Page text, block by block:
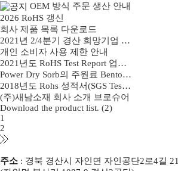
OEM 방식 주문 생산 안내
2026 RoHS 갱신
회사 제품 목록 다운로드
2021년 2/4분기 경산 희망기업 선정(제40호)
개인 소비자 사용 제한 안내
2021년도 RoHS Test Report 업데이트
Power Dry Sorb의 주원료 Bentonite …
2018년도 Rohs 성적서(SGS Test Repor…
(주)새남소재 회사 소개 브로슈어
Download the product list. (2)
1
2
주소 : 경북 경산시 자인면 자인공단2로4길 21